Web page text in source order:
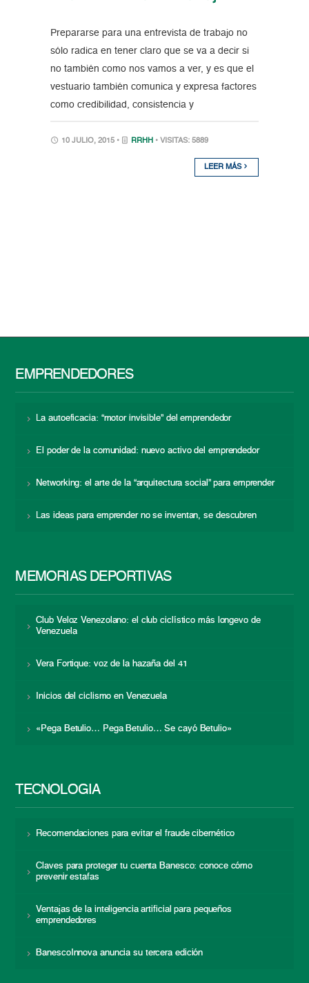
Prepararse para una entrevista de trabajo no
sólo radica en tener claro que se va a decir si
no también como nos vamos a ver, y es que el
vestuario también comunica y expresa factores
como credibilidad, consistencia y
10 JULIO, 2015 • RRHH • VISITAS: 5889
LEER MÁS
EMPRENDEDORES
La autoeficacia: “motor invisible” del emprendedor
El poder de la comunidad: nuevo activo del emprendedor
Networking: el arte de la “arquitectura social” para emprender
Las ideas para emprender no se inventan, se descubren
MEMORIAS DEPORTIVAS
Club Veloz Venezolano: el club ciclístico más longevo de
Venezuela
Vera Fortique: voz de la hazaña del 41
Inicios del ciclismo en Venezuela
«Pega Betulio… Pega Betulio… Se cayó Betulio»
TECNOLOGÍA
Recomendaciones para evitar el fraude cibernético
Claves para proteger tu cuenta Banesco: conoce cómo
prevenir estafas
Ventajas de la inteligencia artificial para pequeños
emprendedores
BanescoInnova anuncia su tercera edición